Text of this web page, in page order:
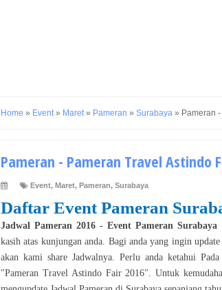
Home » Event » Maret » Pameran » Surabaya » Pameran
Pameran - Pameran Travel Astindo
Event, Maret, Pameran, Surabaya
Daftar EventPameran
JadwalPameran 2016 - EventPameran Surabaya
kasih atas kunjungan anda. Bagi anda yang ingin
akan kami share Jadwalnya. Perlu anda ketahui
"Pameran Travel Astindo Fair 2016". Untuk